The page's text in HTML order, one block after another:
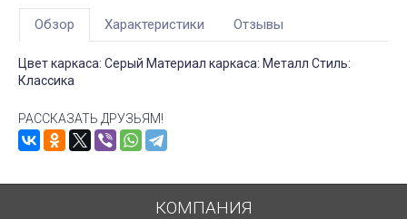
Обзор Характеристики Отзывы
Цвет каркаса: Серый Материал каркаса: Металл Стиль:
Классика
РАССКАЗАТЬ ДРУЗЬЯМ!
КОМПАНИЯ